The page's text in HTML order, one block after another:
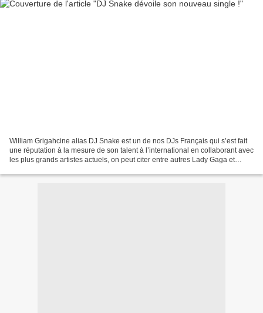
William Grigahcine alias DJ Snake est un de nos DJs Français qui s’est fait
une réputation à la mesure de son talent à l’international en collaborant avec
les plus grands artistes actuels, on peut citer entre autres Lady Gaga et